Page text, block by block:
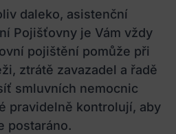
daleko, asistenční
Pojišťovny je Vám vždy
pojištění pomůže při
ztrátě zavazadel a řadě
smluvních nemocnic
pravidelně kontrolují, aby
postaráno.